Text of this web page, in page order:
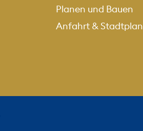
Planen und Bauen
Anfahrt & Stadtplan